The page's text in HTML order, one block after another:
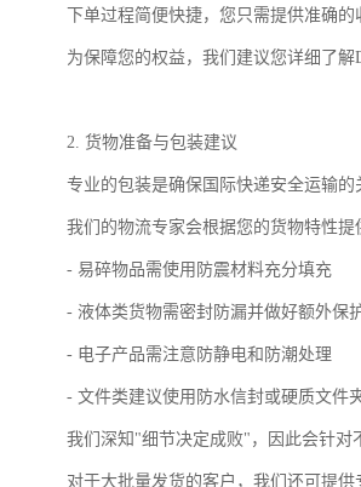
下单过程简便快捷，您只需提供准确
为保障您的权益，我们建议您详细了
2. 货物准备与包装建议
专业的包装是确保国际快递安全运输的
我们的物流专家会根据您的货物特性提
- 易碎物品需使用防震材料充分填充
- 液体类货物需密封防漏并做好额外保
- 电子产品需注意防静电和防潮处理
- 文件类建议使用防水信封或硬质文件
我们深知"细节决定成败"，因此会针对
对于大批量发货的客户，我们还可提